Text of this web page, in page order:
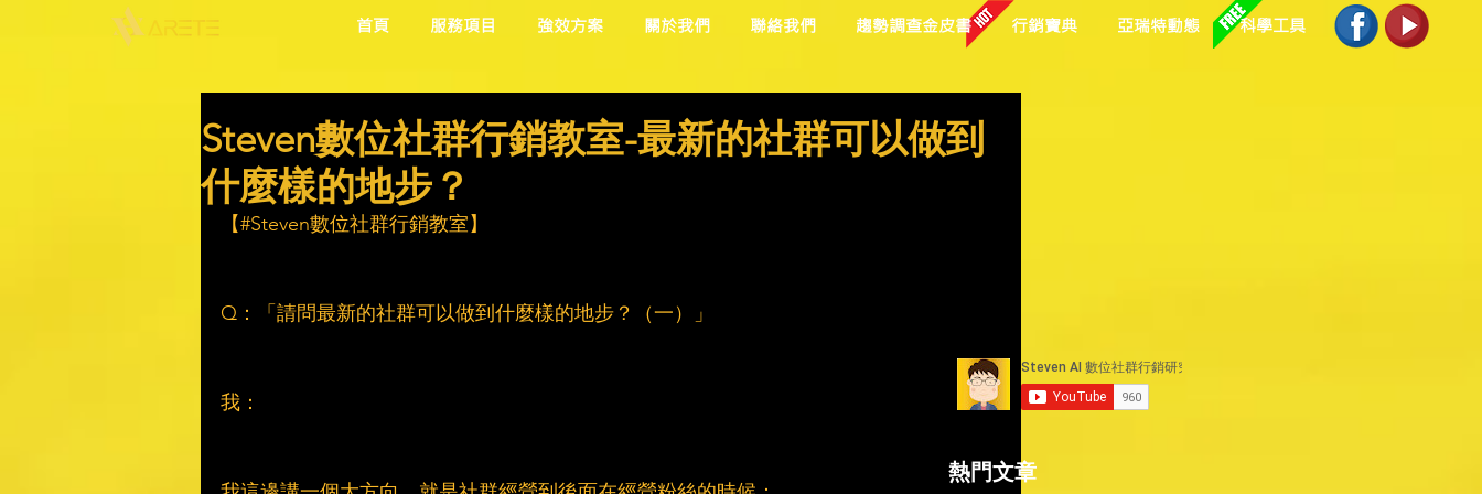
首頁 服務項目 強效方案 關於我們 聯絡我們 趨勢調查金皮書 行銷寶典 亞瑞特動態 科學工具
Steven數位社群行銷教室-最新的社群可以做到
什麼樣的地步？
【#Steven數位社群行銷教室】
Q：「請問最新的社群可以做到什麼樣的地步？（一）」
我：
熱門文章